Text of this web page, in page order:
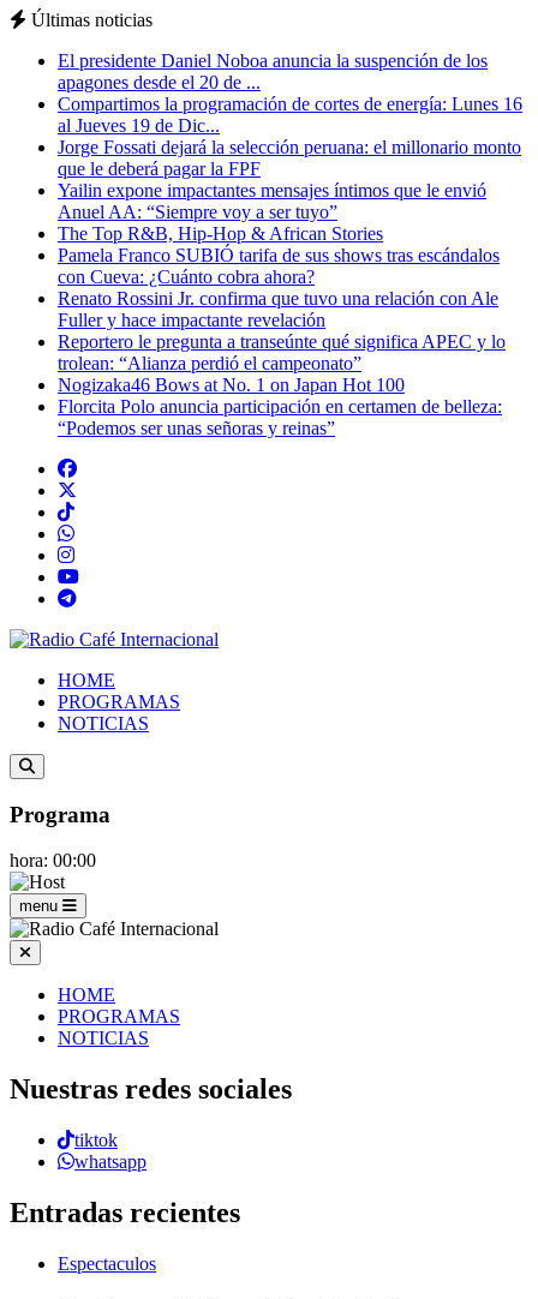
Últimas noticias
El presidente Daniel Noboa anuncia la suspención de los
apagones desde el 20 de ...
Compartimos la programación de cortes de energía: Lunes 16
al Jueves 19 de Dic...
Jorge Fossati dejará la selección peruana: el millonario monto
que le deberá pagar la FPF
Yailin expone impactantes mensajes íntimos que le envió
Anuel AA: “Siempre voy a ser tuyo”
The Top R&B, Hip-Hop & African Stories
Pamela Franco SUBIÓ tarifa de sus shows tras escándalos
con Cueva: ¿Cuánto cobra ahora?
Renato Rossini Jr. confirma que tuvo una relación con Ale
Fuller y hace impactante revelación
Reportero le pregunta a transeúnte qué significa APEC y lo
trolean: “Alianza perdió el campeonato”
Nogizaka46 Bows at No. 1 on Japan Hot 100
Florcita Polo anuncia participación en certamen de belleza:
“Podemos ser unas señoras y reinas”
HOME
PROGRAMAS
NOTICIAS
Programa
hora: 00:00
menu
HOME
PROGRAMAS
NOTICIAS
Nuestras redes sociales
tiktok
whatsapp
Entradas recientes
Espectaculos